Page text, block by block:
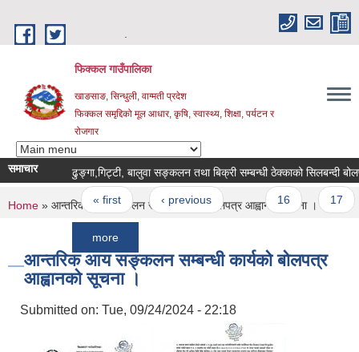
फिक्कल गाउँपालिका
खाङसाङ, सिन्धुली, वाग्मती प्रदेश
फिक्कल समृद्दिको मूल आधार, कृषि, स्वास्थ्य, शिक्षा, पर्यटन र
रोजगार
समाचार ढुङ्गा,गिट्टी, बालुवा सङ्कलन तथा बिक्री सम्बन्धी ठेक्काको सिलबन्दी बोलपत्र
Pages
« first ‹ previous … 16 17
You are here
Home » आन्तरिक आय सङ्कलन सम्बन्धी कार्यको बोलपत्र आह्वानको सूचना ।
आन्तरिक आय सङ्कलन सम्बन्धी कार्यको बोलपत्र
आह्वानको सूचना ।
Submitted on: Tue, 09/24/2024 - 22:18